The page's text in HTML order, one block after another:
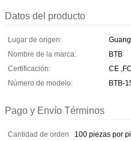
Datos del producto
Lugar de origen:
Nombre de la marca:
BTB
Certificación:
CE
Número de modelo:
BTB-
Pago y Envío Términos
Cantidad de orden
100 piezas por